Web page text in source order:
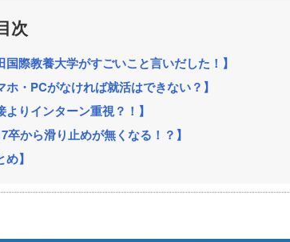
次
国際教養大学がすごいこと言いだした！】
ホ・PCがなければ就活はできない？】
よりインターン重視？！】
卒から滑り止めが無くなる！？】
め】